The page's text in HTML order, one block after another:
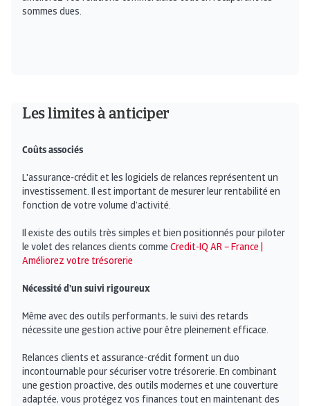
sommes dues.
Les limites à anticiper
Coûts associés
L'assurance-crédit et les logiciels de relances représentent un
investissement. Il est important de mesurer leur rentabilité en
fonction de votre volume d’activité.
Il existe des outils très simples et bien positionnés pour piloter
le volet des relances clients comme Credit-IQ AR – France |
Améliorez votre trésorerie
Nécessité d’un suivi rigoureux
Même avec des outils performants, le suivi des retards
nécessite une gestion active pour être pleinement efficace.
Relances clients et assurance-crédit forment un duo
incontournable pour sécuriser votre trésorerie. En combinant
une gestion proactive, des outils modernes et une couverture
adaptée, vous protégez vos finances tout en maintenant des